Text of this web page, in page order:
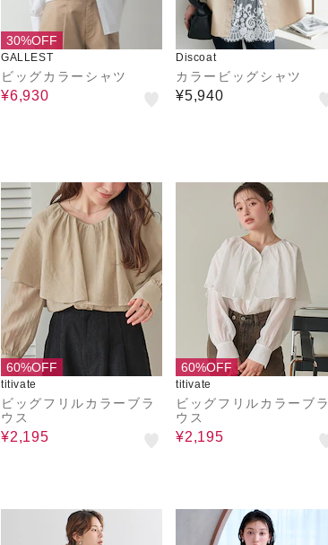
30%OFF
GALLEST
ビッグカラーシャツ
¥6,930
Discoat
カラービッグシャツ
¥5,940
60%OFF
titivate
ビッグフリルカラーブラ
ウス
¥2,195
60%OFF
titivate
ビッグフリルカラーブラ
ウス
¥2,195